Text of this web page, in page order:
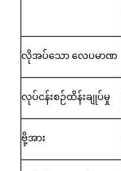
လိုအပ်သော လေပမာဏ
လုပ်ငန်းစဉ်ထိန်းချုပ်မှု
ဗို့အား